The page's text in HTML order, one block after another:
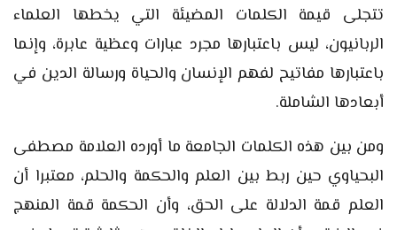
تتجلى قيمة الكلمات المضيئة التي يخطها العلماء
الربانيون، ليس باعتبارها مجرد عبارات وعظية عابرة، وإنما
باعتبارها مفاتيح لفهم الإنسان والحياة ورسالة الدين في
أبعادها الشاملة.
ومن بين هذه الكلمات الجامعة ما أورده العلامة مصطفى
البحياوي حين ربط بين العلم والحكمة والحلم، معتبرا أن
العلم قمة الدلالة على الحق، وأن الحكمة قمة المنهج